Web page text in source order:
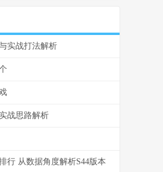
实战打法解析
战思路解析
行 从数据角度解析S44版本